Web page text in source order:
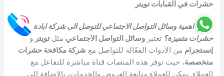
حشرات في القبابات تويتر
ما هي اهمية وسائل التواصل الاجتماعي للتوصل الى شركة ابادة
حشرات متميزة؟ تعتبروسائل التواصل الاجتماعي مثلتويتر و
إنستجرام من الأدوات الفعّالة للتواصل مع شركة مكافحة حشرات
متخصصة، حيث توفر هذه المنصات قناة مباشرة للتفاعل مع